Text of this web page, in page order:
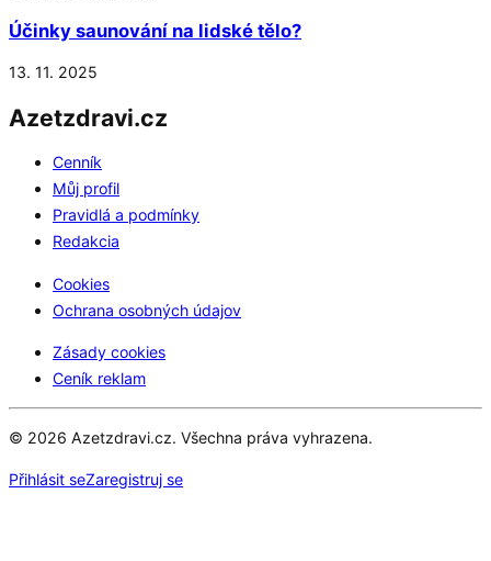
Účinky saunování na lidské tělo?
13. 11. 2025
Azetzdravi.cz
Cenník
Můj profil
Pravidlá a podmínky
Redakcia
Cookies
Ochrana osobných údajov
Zásady cookies
Ceník reklam
© 2026 Azetzdravi.cz. Všechna práva vyhrazena.
Přihlásit seZaregistruj se